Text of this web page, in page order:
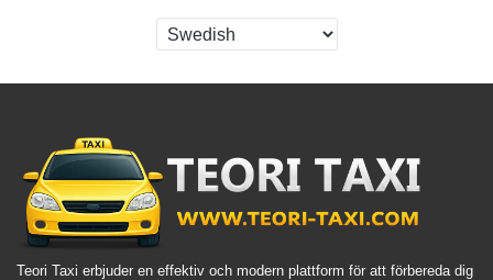
Teori Taxi erbjuder en effektiv och modern plattform för att förbereda dig